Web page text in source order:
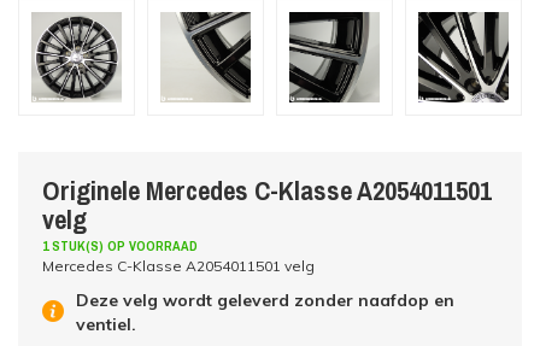
Originele Mercedes C-Klasse A2054011501
velg
1 STUK(S) OP VOORRAAD
Mercedes C-Klasse A2054011501 velg
Deze velg wordt geleverd zonder naafdop en
ventiel.